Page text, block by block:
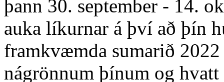
þann 30. september - 14.
auka líkurnar á því að þín
framkvæmda sumarið
nágrönnum þínum og